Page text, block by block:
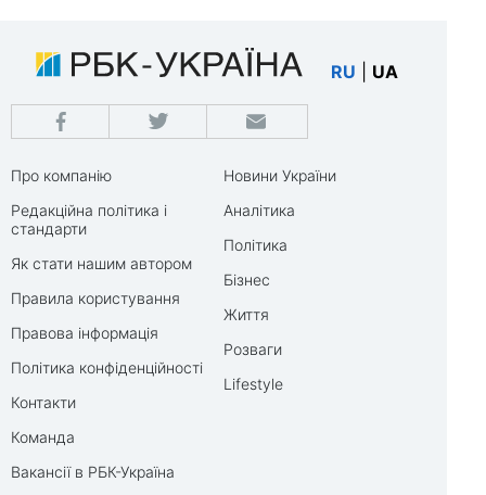
RU UA
Про компанію
Редакційна політика і
стандарти
Як стати нашим автором
Правила користування
Правова інформація
Політика конфіденційності
Контакти
Команда
Вакансії в РБК-Україна
Новини України
Аналітика
Політика
Бізнес
Життя
Розваги
Lifestyle